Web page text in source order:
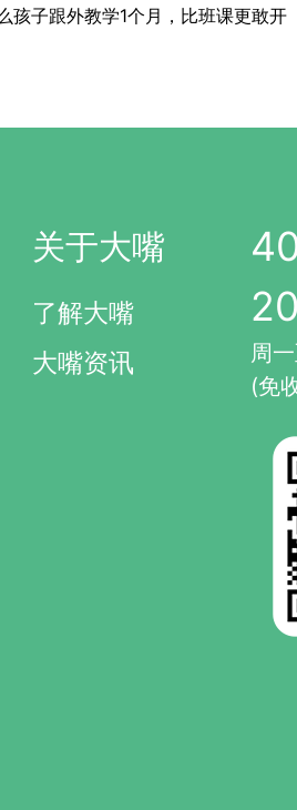
孩子跟外教学1个月，比班课更敢开
关于大嘴
了解大嘴
大嘴资讯
周
(免